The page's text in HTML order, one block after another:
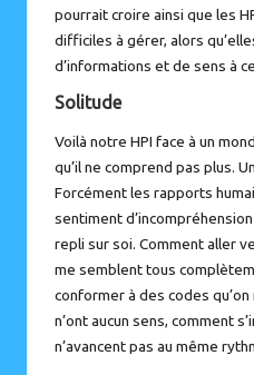
pourrait croire ainsi que les
difficiles à gérer, alors
d’informations et de sens à
Solitude
Voilà notre HPI face à un
qu’il ne comprend pas plus.
Forcément les rapports
sentiment
repli sur soi. Comment aller
me semblent tous
conformer à des codes
n’ont aucun sens, comment
n’avancent pas au même